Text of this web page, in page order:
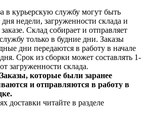
в курьерскую службу могут быть
недели, загруженности склада и
Склад собирает и отправляет
только в будние дни. Заказы
дни передаются в работу в начале
Срок из сборки может составлять 1-
загруженности склада.
Заказы, которые были заранее
и отправляются в работу в
доставки читайте в разделе